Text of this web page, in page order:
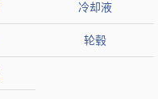
视频的硬件设备。 其配
360行车记录仪硬件设
放、下载视频，而且还
冷却液
轮毂